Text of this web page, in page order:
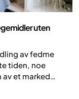
uten
av fedme
tiden, noe
et marked